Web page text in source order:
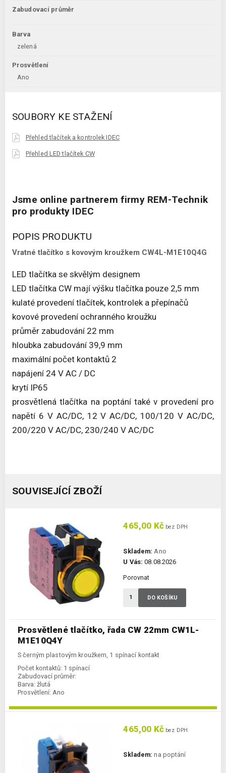
Zabudovací průměr
Barva
zelená
Prosvětlení
Ano
SOUBORY KE STAŽENÍ
Přehled tlačítek a kontrolek IDEC
Přehled LED tlačítek CW
Jsme online partnerem firmy REM-Technik
pro produkty IDEC
POPIS PRODUKTU
Vratné tlačítko s kovovým kroužkem CW4L-M1E10Q4G
LED tlačítka se skvělým designem
LED tlačítka CW mají výšku tlačítka pouze 2,5 mm
kulaté provedení tlačítek, kontrolek a přepínačů
kovové provedení ochranného kroužku
průměr zabudování 22 mm
hloubka zabudování 39,9 mm
maximální počet kontaktů 2
napájení 24 V AC / DC
krytí IP65
prosvětlená tlačítka na poptání také v provedení pro
napětí 6 V AC/DC, 12 V AC/DC, 100/120 V AC/DC,
200/220 V AC/DC, 230/240 V AC/DC
SOUVISEJÍCÍ ZBOŽÍ
Prosvětlené tlačítko, řada CW 22mm CW1L-
M1E10Q4Y
S černým plastovým kroužkem, 1 spínací kontakt
Počet kontaktů: 1 spínací
Zabudovací průměr:
Barva: žlutá
Prosvětlení: Ano
465,00 Kč bez DPH
Skladem: Ano
U Vás: 08.08.2026
Porovnat
DO KOŠÍKU
465,00 Kč bez DPH
Skladem: na poptání